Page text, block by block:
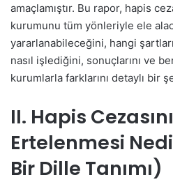
amaçlamıştır. Bu rapor, hapis
kurumunu tüm yönleriyle ele
yararlanabileceğini, hangi
nasıl işlediğini, sonuçlarını ve
kurumlarla farklarını detaylı bir
II. Hapis
Ertelenmesi
Bir Dille Tanımı)